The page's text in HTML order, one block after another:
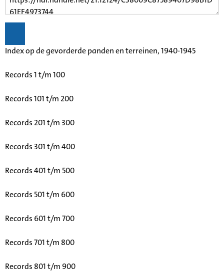
Index op de gevorderde panden en terreinen, 1940-1945
Records 1 t/m 100
Records 101 t/m 200
Records 201 t/m 300
Records 301 t/m 400
Records 401 t/m 500
Records 501 t/m 600
Records 601 t/m 700
Records 701 t/m 800
Records 801 t/m 900